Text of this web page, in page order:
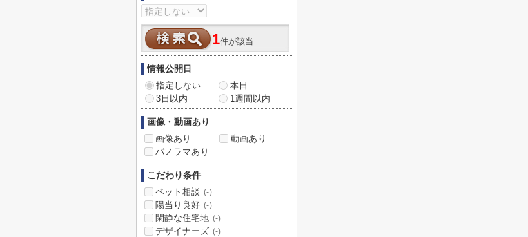
1件が該当
情報公開日
指定しない
本日
3日以内
1週間以内
画像・動画あり
画像あり
動画あり
パノラマあり
こだわり条件
ペット相談 (-)
陽当り良好 (-)
閑静な住宅地 (-)
デザイナーズ (-)